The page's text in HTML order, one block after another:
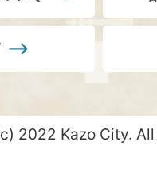
2022 Kazo City.